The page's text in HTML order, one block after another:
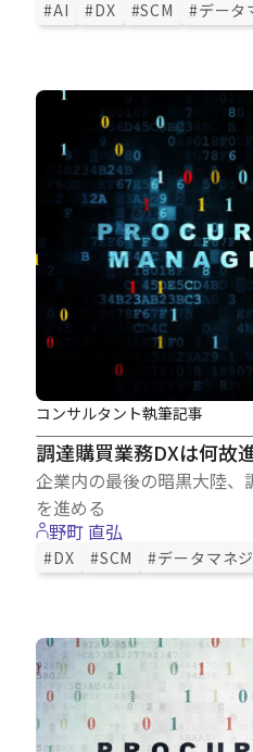
#AI #DX #SCM #データ
調達購買業務DXは何故
企業内の最後の暗黒大陸、
を進める
コンサルタント執筆記事
野町 直弘
#DX #SCM #データマネ